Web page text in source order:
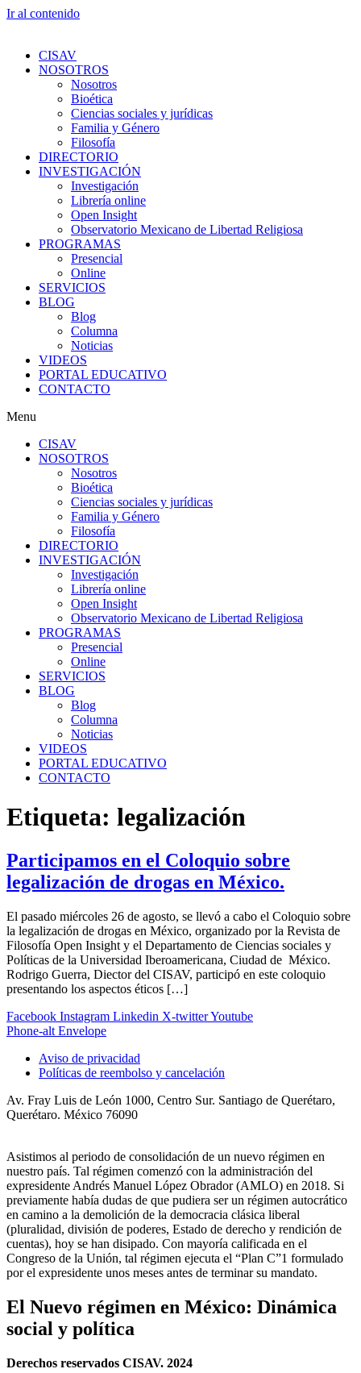
Ir al contenido
CISAV
NOSOTROS
Nosotros
Bioética
Ciencias sociales y jurídicas
Familia y Género
Filosofía
DIRECTORIO
INVESTIGACIÓN
Investigación
Librería online
Open Insight
Observatorio Mexicano de Libertad Religiosa
PROGRAMAS
Presencial
Online
SERVICIOS
BLOG
Blog
Columna
Noticias
VIDEOS
PORTAL EDUCATIVO
CONTACTO
Menu
CISAV
NOSOTROS
Nosotros
Bioética
Ciencias sociales y jurídicas
Familia y Género
Filosofía
DIRECTORIO
INVESTIGACIÓN
Investigación
Librería online
Open Insight
Observatorio Mexicano de Libertad Religiosa
PROGRAMAS
Presencial
Online
SERVICIOS
BLOG
Blog
Columna
Noticias
VIDEOS
PORTAL EDUCATIVO
CONTACTO
Etiqueta: legalización
Participamos en el Coloquio sobre
legalización de drogas en México.
El pasado miércoles 26 de agosto, se llevó a cabo el Coloquio sobre
la legalización de drogas en México, organizado por la Revista de
Filosofía Open Insight y el Departamento de Ciencias sociales y
Políticas de la Universidad Iberoamericana, Ciudad de México.
Rodrigo Guerra, Diector del CISAV, participó en este coloquio
presentando los aspectos éticos […]
Facebook Instagram Linkedin X-twitterYoutube
Phone-alt Envelope
Aviso de privacidad
Políticas de reembolso y cancelación
Av. Fray Luis de León 1000, Centro Sur. Santiago de Querétaro,
Querétaro. México 76090
Asistimos al periodo de consolidación de un nuevo régimen en
nuestro país. Tal régimen comenzó con la administración del
expresidente Andrés Manuel López Obrador (AMLO) en 2018. Si
previamente había dudas de que pudiera ser un régimen autocrático
en camino a la demolición de la democracia clásica liberal
(pluralidad, división de poderes, Estado de derecho y rendición de
cuentas), hoy se han disipado. Con mayoría calificada en el
Congreso de la Unión, tal régimen ejecuta el “Plan C”1 formulado
por el expresidente unos meses antes de terminar su mandato.
El Nuevo régimen en México: Dinámica
social y política
Derechos reservados CISAV. 2024